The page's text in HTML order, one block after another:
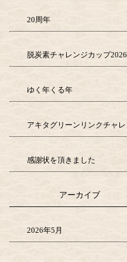
20周年
脱炭素チャレンジカップ2026
ゆく年くる年
感謝状を頂きました
アーカイブ
2026年5月